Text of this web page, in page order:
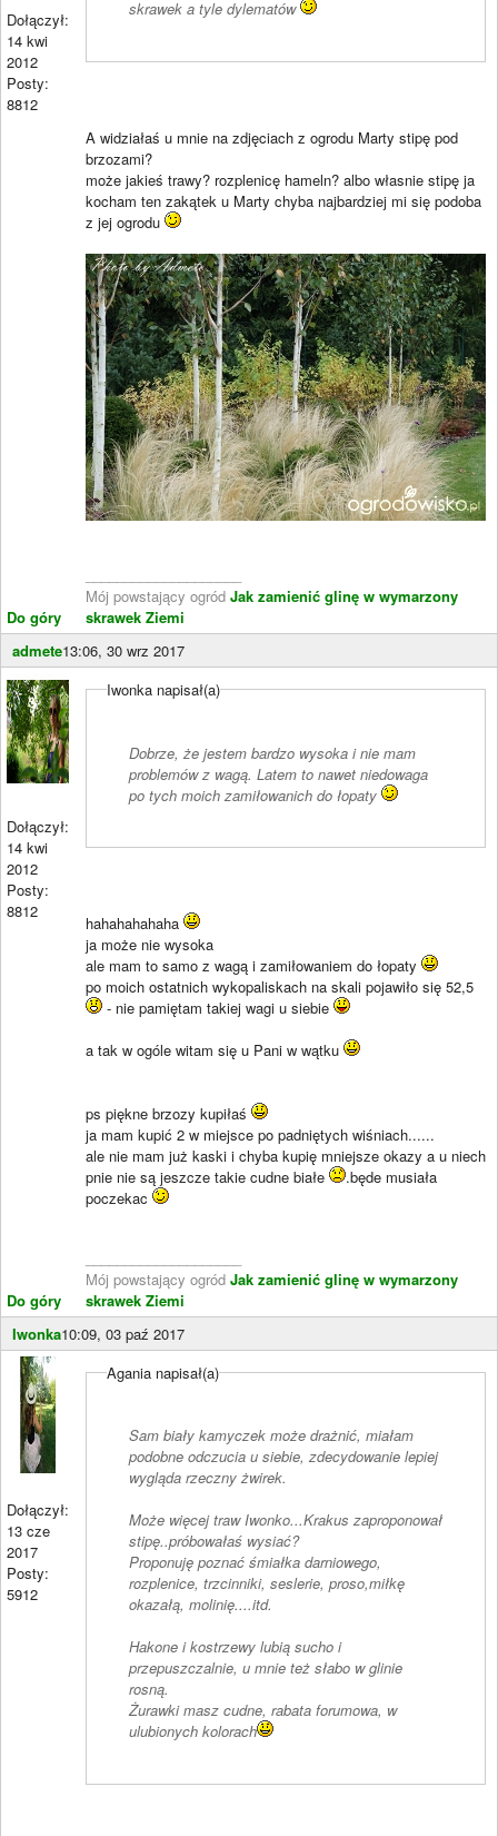
Dołączył:
14 kwi
2012
Posty:
8812
Do góry
skrawek a tyle dylematów
A widziałaś u mnie na zdjęciach z ogrodu Marty stipę pod
brzozami?
może jakieś trawy? rozplenicę hameln? albo własnie stipę ja
kocham ten zakątek u Marty chyba najbardziej mi się podoba
z jej ogrodu
Mój powstający ogród Jak zamienić glinę w wymarzony
skrawek Ziemi
admete13:06, 30 wrz 2017
Dołączył:
14 kwi
2012
Posty:
8812
Do góry
Iwonka napisał(a)
Dobrze, że jestem bardzo wysoka i nie mam
problemów z wagą. Latem to nawet niedowaga
po tych moich zamiłowanich do łopaty
hahahahahaha
ja może nie wysoka
ale mam to samo z wagą i zamiłowaniem do łopaty
po moich ostatnich wykopaliskach na skali pojawiło się 52,5
- nie pamiętam takiej wagi u siebie
a tak w ogóle witam się u Pani w wątku
ps piękne brzozy kupiłaś
ja mam kupić 2 w miejsce po padniętych wiśniach......
ale nie mam już kaski i chyba kupię mniejsze okazy a u niech
pnie nie są jeszcze takie cudne białe
.będe musiała
poczekac
Mój powstający ogród Jak zamienić glinę w wymarzony
skrawek Ziemi
Iwonka10:09, 03 paź 2017
Dołączył:
13 cze
2017
Posty:
5912
Agania napisał(a)
Sam biały kamyczek może drażnić, miałam
podobne odczucia u siebie, zdecydowanie lepiej
wygląda rzeczny żwirek.
Może więcej traw Iwonko...Krakus zaproponował
stipę..próbowałaś wysiać?
Proponuję poznać śmiałka darniowego,
rozplenice, trzcinniki, seslerie, proso,miłkę
okazałą, molinię....itd.
Hakone i kostrzewy lubią sucho i
przepuszczalnie, u mnie też słabo w glinie
rosną.
Żurawki masz cudne, rabata forumowa, w
ulubionych kolorach